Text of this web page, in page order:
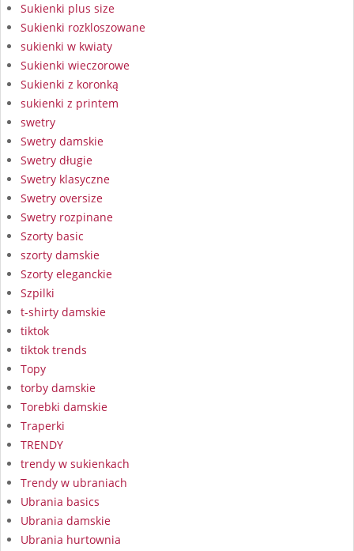
Sukienki plus size
Sukienki rozkloszowane
sukienki w kwiaty
Sukienki wieczorowe
Sukienki z koronką
sukienki z printem
swetry
Swetry damskie
Swetry długie
Swetry klasyczne
Swetry oversize
Swetry rozpinane
Szorty basic
szorty damskie
Szorty eleganckie
Szpilki
t-shirty damskie
tiktok
tiktok trends
Topy
torby damskie
Torebki damskie
Traperki
TRENDY
trendy w sukienkach
Trendy w ubraniach
Ubrania basics
Ubrania damskie
Ubrania hurtownia